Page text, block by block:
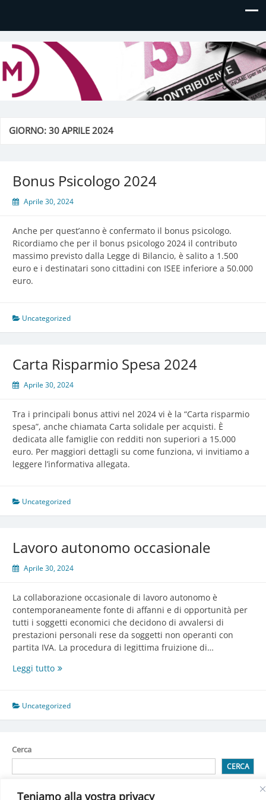
Teniamo alla vostra privacy
Daniela Manfè
Daniela Manfè Studio di consulenza amministrativa,
contabile, tributaria e fiscale
GIORNO:30 APRILE 2024
Bonus Psicologo 2024
Aprile 30, 2024
Anche per quest’anno è confermato il bonus psicologo.
Ricordiamo che per il bonus psicologo 2024 il contributo
massimo previsto dalla Legge di Bilancio, è salito a 1.500
euro e i destinatari sono cittadini con ISEE inferiore a 50.000
euro.
Uncategorized
Carta Risparmio Spesa 2024
Aprile 30, 2024
Tra i principali bonus attivi nel 2024 vi è la “Carta risparmio
spesa”, anche chiamata Carta solidale per acquisti. È
dedicata alle famiglie con redditi non superiori a 15.000
euro. Per maggiori dettagli su come funziona, vi invitiamo a
leggere l’informativa allegata.
Uncategorized
Lavoro autonomo occasionale
Aprile 30, 2024
La collaborazione occasionale di lavoro autonomo è
contemporaneamente fonte di affanni e di opportunità per
tutti i soggetti economici che decidono di avvalersi di
prestazioni personali rese da soggetti non operanti con
partita IVA. La procedura di legittima fruizione di…
Leggi tuttoLavoro
Uncategorized
Cerca
CERCA